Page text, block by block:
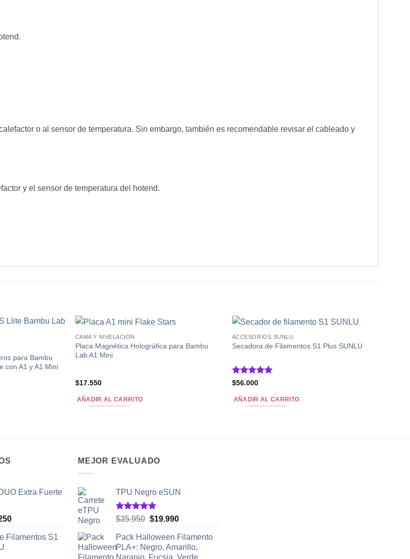
o al sensor de temperatura. Sin embargo, también es recomendable revisar el cableado y
y el sensor de temperatura del hotend.
para Bambu
con A1 y A1 Mini
CAMA Y NIVELACIÓN
Placa Magnética Holográfica para Bambu
Lab A1 Mini
$17.550
AÑADIR AL CARRITO
ACCESORIOS SUNLU
Secadora de Filamentos S1 Plus SUNLU
Valorado
$56.000
AÑADIR AL CARRITO
Extra Fuerte
El
actual
Filamentos S1
MEJOR EVALUADO
TPU Negro eSUN
Valorado
de 5
$35.950 El
original
era:
$19.990El
actual
es:
Pack Halloween Filamento
PLA+: Negro, Amarillo,
Naranjo, Fucsia, Verde